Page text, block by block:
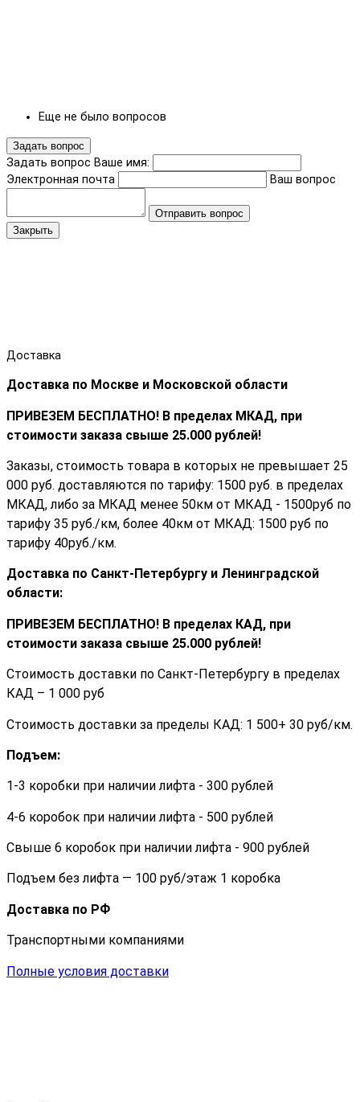
Еще не было вопросов
Задать вопрос
Задать вопрос Ваше имя:
Электронная почта
Ваш вопрос
Отправить вопрос
Закрыть
Доставка
Доставка по Москве и Московской области
ПРИВЕЗЕМ БЕСПЛАТНО! В пределах МКАД, при
стоимости заказа cвыше 25.000 рублей!
Заказы, стоимость товара в которых не превышает 25
000 руб. доставляются по тарифу: 1500 руб. в пределах
МКАД, либо за МКАД менее 50км от МКАД - 1500руб по
тарифу 35 руб./км, более 40км от МКАД: 1500 руб по
тарифу 40руб./км.
Доставка по Санкт-Петербургу и Ленинградской
области:
ПРИВЕЗЕМ БЕСПЛАТНО! В пределах КАД, при
стоимости заказа cвыше 25.000 рублей!
Стоимость доставки по Санкт-Петербургу в пределах
КАД – 1 000 руб
Стоимость доставки за пределы КАД: 1 500+ 30 руб/км.
Подъем:
1-3 коробки при наличии лифта - 300 рублей
4-6 коробок при наличии лифта - 500 рублей
Свыше 6 коробок при наличии лифта - 900 рублей
Подъем без лифта — 100 руб/этаж 1 коробка
Доставка по РФ
Транспортными компаниями
Полные условия доставки